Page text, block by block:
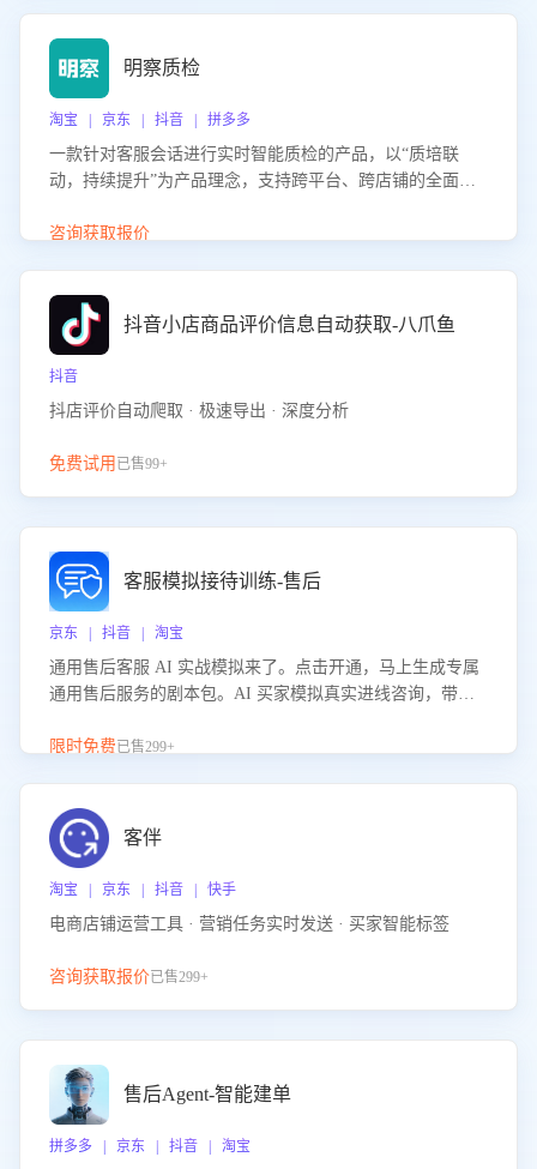
明察质检
淘宝 | 京东 | 抖音 | 拼多多
一款针对客服会话进行实时智能质检的产品，以“质培联
动，持续提升”为产品理念，支持跨平台、跨店铺的全面、
升客服团队的销服能力。
咨询获取报价
抖音小店商品评价信息自动获取-八爪鱼
抖音
抖店评价自动爬取 · 极速导出 · 深度分析
免费试用 已售99+
客服模拟接待训练-售后
京东 | 抖音 | 淘宝
通用售后客服 AI 实战模拟来了。点击开通，马上生成专属
通用售后服务的剧本包。AI 买家模拟真实进线咨询，带您
的应对要点，轻松提升服务能力。
限时免费已售299+
客伴
淘宝 | 京东 | 抖音 | 快手
电商店铺运营工具 · 营销任务实时发送 · 买家智能标签
咨询获取报价已售299+
售后Agent-智能建单
拼多多 | 京东 | 抖音 | 淘宝